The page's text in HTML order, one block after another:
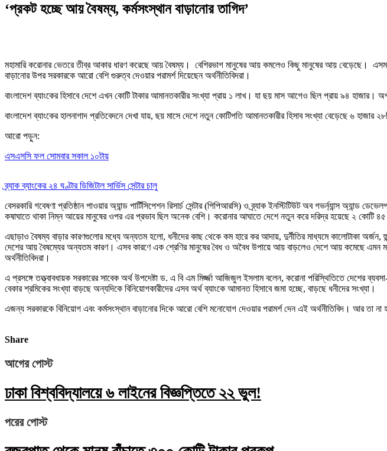
‘প্রকট হচ্ছে আয় বৈষম্য, কর্মসংস্থান বাড়ানোর তাগিদ’
মহামারি করোনার ভেতরে তীব্র আকার ধারণ করেছে আয় বৈষম্য। বেশিরভাগ মানুষের আয় কমলেও কিছু মানুষের আয় বেড়েছে।
বাড়ানোর উপর সরকারকে আরো বেশি গুরুত্ব দেওয়ার পরামর্শ দিয়েছেন অর্থনীতিবিদরা।
বাংলাদেশ ব্যাংকের হিসাবে দেশে এখন কোটি টাকার আমানতকারীর সংখ্যা প্রায় ১ লাখ। যা ছয় মাস আগেও ছিল প্রায় ৯৪
বাংলাদেশ ব্যাংকের হালনাগাদ প্রতিবেদনে দেখা যায়, ছয় মাসে দেশে নতুন কোটিপতি আমানতকারীর হিসাব সংখ্যা বেড়েছে ৬ হাজার
আরো পড়ুন:
এসএসসি ফল সোমবার সকাল ১০টায়
ব্র্যাক ব্যাংকের ২৪ ঘণ্টার ডিজিটাল সার্ভিস সেন্টার চালু
বেসরকারি গবেষণা প্রতিষ্ঠান পাওয়ার অ্যান্ড পার্টিসিপেশন রিসার্চ সেন্টার (পিপিআরসি) ও ব্র্যাক ইনস্টিটিউট অব গভর্ন্যান্স
কষাঘাতে থাকা নিম্ন আয়ের মানুষের ওপর এর প্রভাব ছিল অনেক বেশি। করোনার আঘাতে দেশে নতুন করে দরিদ্র হয়েছে ২ কোটি
এছাড়াও বৈষম্য বাড়ার কারণগুলোর মধ্যে অন্যতম হলো, ধনীদের কাছ থেকে কম হারে কর আদায়, দুর্নীতির মাধ্যমে কালোটাকা অর্জন,
দেশের আয় বৈষম্যের অন্যতম কারণ। এসব কারণে এক শ্রেণির মানুষের বৈধ ও অবৈধ উপায়ে আয় বাড়লেও দেশে আয় কমেছে এমন
অর্থনীতিবিদরা।
এ প্রসঙ্গে তত্ত্বাবধায়ক সরকারের সাবেক অর্থ উপদেষ্টা ড. এ বি এম মির্জ্জা আজিজুল ইসলাম বলেন, করোনা পরিস্থিতিতে দেশের
বেকার শ্রমিকের সংখ্যা বাড়ছে অন্যদিকে বিনিয়োগকারীদের এসব অর্থ ব্যাংকে আমানত হিসাবে জমা হচ্ছে, বাড়ছে ধনীদের সংখ্যা।
এজন্য সরকারকে বিনিয়োগ এবং কর্মসংস্থান বাড়ানোর দিকে আরো বেশি মনোযোগ দেওয়ার পরামর্শ দেন এই অর্থনীতিবিদ। আর তা
Share
আগের পোস্ট
ঢাকা বিশ্ববিদ্যালয়ে ৬ লাইনের বিজ্ঞপ্তিতে ২২ ভুল!
পরের পোস্ট